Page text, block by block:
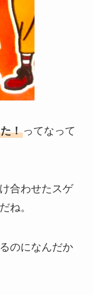
！ってなって
合わせたスゲ
ね。
のになんだか